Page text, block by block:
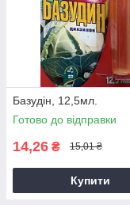
Базудін, 12,5мл.
Готово до відправки
14,26 ₴ 15,01 ₴
Купити